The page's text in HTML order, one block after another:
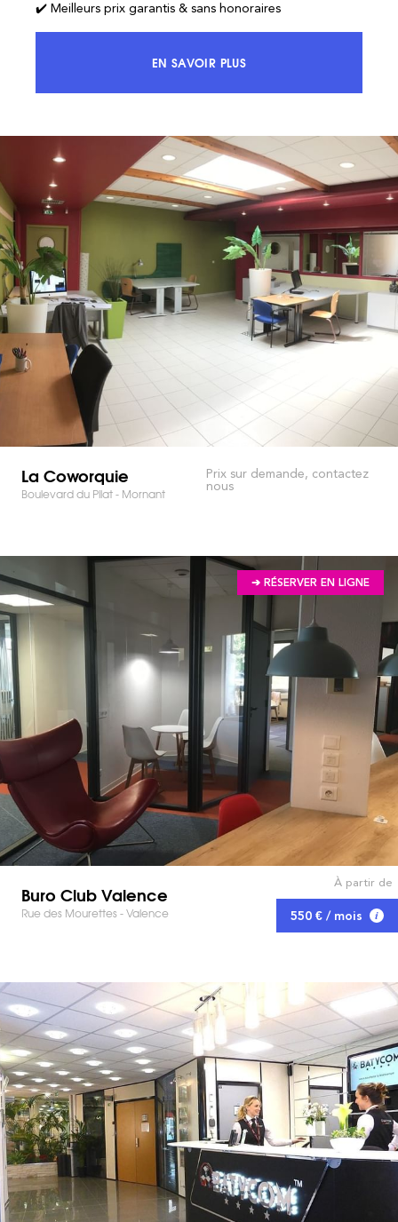
✔️ Meilleurs prix garantis & sans honoraires
EN SAVOIR PLUSACCÉDEZ À 100% DU MARCHÉ ET
La Coworquie
Boulevard du Pilat - Mornant
Prix sur demande, contactez
nous
➔ RÉSERVER EN LIGNE
Buro Club Valence
Rue des Mourettes - Valence
À partir de
550 € / mois